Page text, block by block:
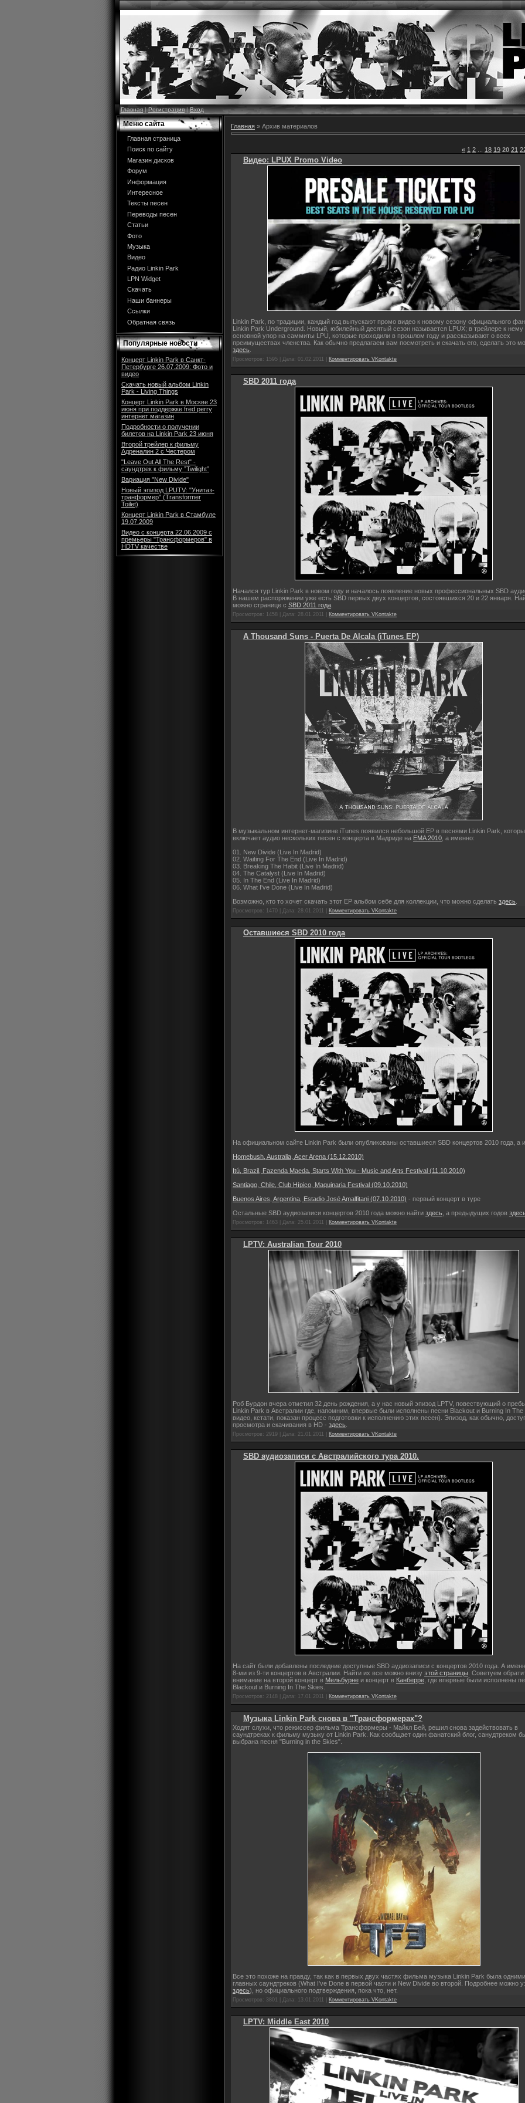
Главная|Регистрация|Вход
Меню сайта
Главная страница
Поиск по сайту
Магазин дисков
Форум
Информация
Интересное
Тексты песен
Переводы песен
Статьи
Фото
Музыка
Видео
Радио Linkin Park
LPN Widget
Скачать
Наши баннеры
Ссылки
Обратная связь
Популярные новости
Концерт Linkin Park в Санкт-
Петербурге 26.07.2009: Фото и
видео
Скачать новый альбом Linkin
Park - Living Things
Концерт Linkin Park в Москве 23
июня при поддержке fred perry
интернет магазин
Подробности о получении
билетов на Linkin Park 23 июня
Второй трейлер к фильму
Адреналин 2 с Честером
"Leave Out All The Rest" -
саундтрек к фильму ”Twilight”
Вариация "New Divide"
Новый эпизод LPUTV: "Унитаз-
транформер" (Transformer
Toilet)
Концерт Linkin Park в Стамбуле
19.07.2009
Видео с концерта 22.06.2009 с
премьеры "Трансформеров" в
HDTV качестве
Главная » Архив материалов
« 1 2 18 19 20 21
Видео: LPUX Promo Video
Linkin Park, по традиции, каждый год выпускают промо видео к новому сезону официального
Linkin Park Underground. Новый, юбилейный десятый сезон называется LPUX; в трейлере к
основной упор на саммиты LPU, которые проходили в прошлом году и рассказывают о всех
преимуществах членства. Как обычно предлагаем вам посмотреть и скачать его, сделать это
здесь
Просмотров: 1595 | Дата: 01.02.2011 Комментировать VKontakte
SBD 2011 года
Начался тур Linkin Park в новом году и началось появление новых профессиональных SBD
В нашем распоряжении уже есть SBD первых двух концертов, состоявшихся 20 и 22 января.
можно странице с SBD 2011 года
Просмотров: 1458 | Дата: 28.01.2011 Комментировать VKontakte
A Thousand Suns - Puerta De Alcala (iTunes EP)
В музыкальном интернет-магизине iTunes появился небольшой EP в песнями Linkin Park,
включает аудио нескольких песен с концерта в Мадриде на EMA 2010 , а именно:
01. New Divide (Live In Madrid)
02. Waiting For The End (Live In Madrid)
03. Breaking The Habit (Live In Madrid)
04. The Catalyst (Live In Madrid)
05. In The End (Live In Madrid)
06. What I've Done (Live In Madrid)
Возможно, кто то хочет скачать этот EP альбом себе для коллекции, что можно сделать здесь
Просмотров: 1470 | Дата: 28.01.2011 Комментировать VKontakte
Оставшиеся SBD 2010 года
На официальном сайте Linkin Park были опубликованы оставшиеся SBD концертов 2010 года, а
Homebush, Australia, Acer Arena (15.12.2010)
Itú, Brazil, Fazenda Maeda, Starts With You - Music and Arts Festival (11.10.2010)
Santiago, Chile, Club Hípico, Maquinaria Festival (09.10.2010)
Buenos Aires, Argentina, Estadio José Amalfitani (07.10.2010) - первый концерт в туре
Остальные SBD аудиозаписи концертов 2010 года можно найти здесь , а предыдущих годов
Просмотров: 1463 | Дата: 25.01.2011 Комментировать VKontakte
LPTV: Australian Tour 2010
Роб Бурдон вчера отметил 32 день рождения, а у нас новый эпизод LPTV, повествующий о
Linkin Park в Австралии где, напомним, впервые были исполнены песни Blackout и Burning In
видео, кстати, показан процесс подготовки к исполнению этих песен). Эпизод, как обычно,
просмотра и скачивания в HD - здесь
Просмотров: 2919 | Дата: 21.01.2011 Комментировать VKontakte
SBD аудиозаписи с Австралийского тура 2010.
На сайт были добавлены последние доступные SBD аудиозаписи с концертов 2010 года. А
8-ми из 9-ти концертов в Австралии. Найти их все можно внизу этой страницы . Советуем
внимание на второй концерт в Мельбурне и концерт в Канберре , где впервые были исполнены
Blackout и Burning In The Skies.
Просмотров: 2148 | Дата: 17.01.2011 Комментировать VKontakte
Музыка Linkin Park снова в "Трансформерах"?
Ходят слухи, что режиссер фильма Трансформеры - Майкл Бей, решил снова задействовать в
саундтреках к фильму музыку от Linkin Park. Как сообщает один фанатский блог, санудтреком
выбрана песня "Burning in the Skies".
Все это похоже на правду, так как в первых двух частях фильма музыка Linkin Park была
главных саундтреков (What I've Done в первой части и New Divide во второй. Подробнее можно
здесь), но официального подтверждения, пока что, нет.
Просмотров: 3801 | Дата: 13.01.2011 Комментировать VKontakte
LPTV: Middle East 2010